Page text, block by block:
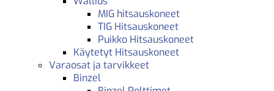
MIG hitsauskoneet
TIG Hitsauskoneet
Puikko Hitsauskoneet
Käytetyt Hitsauskoneet
Varaosat ja tarvikkeet
Binzel